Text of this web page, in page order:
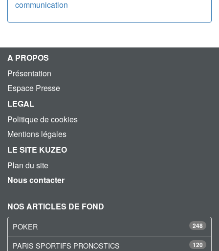
communication
A PROPOS
Présentation
Espace Presse
LEGAL
Politique de cookies
Mentions légales
LE SITE KUZEO
Plan du site
Nous contacter
NOS ARTICLES DE FOND
248
POKER
120
PARIS SPORTIFS PRONOSTICS